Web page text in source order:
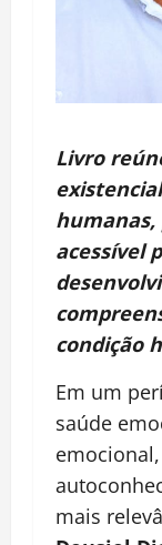
Livro
acessível
condição
Em um
saúde
mais